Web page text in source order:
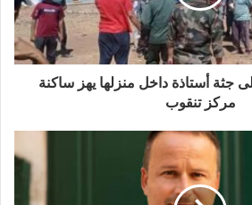
جثة أستاذة داخل منزلها يهز ساكنة
مركز تنقوب